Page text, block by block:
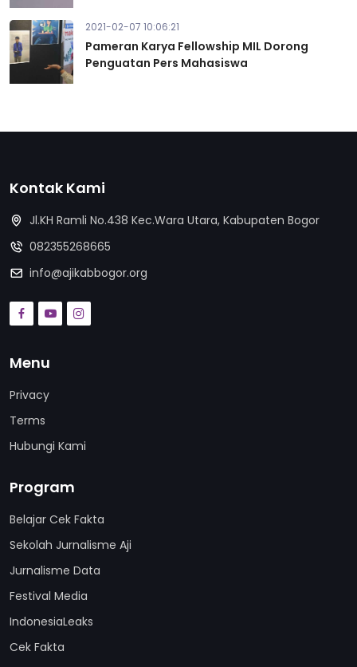
2021-02-07 10:06:21
Pameran Karya Fellowship MIL Dorong
Penguatan Pers Mahasiswa
Kontak Kami
Jl.KH Ramli No.438 Kec.Wara Utara, Kabupaten Bogor
082355268665
info@ajikabbogor.org
Menu
Privacy
Terms
Hubungi Kami
Program
Belajar Cek Fakta
Sekolah Jurnalisme Aji
Jurnalisme Data
Festival Media
IndonesiaLeaks
Cek Fakta